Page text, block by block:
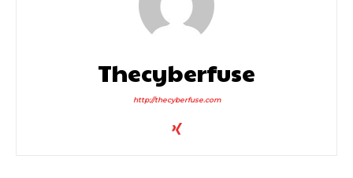
Thecyberfuse
http://thecyberfuse.com